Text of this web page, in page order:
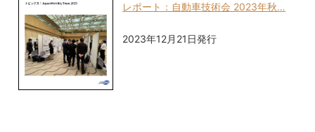
レポート：自動車技術会 2023年秋…
2023年12月21日発行